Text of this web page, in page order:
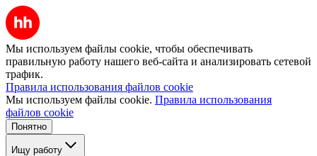
Мы используем файлы cookie, чтобы обеспечивать
правильную работу нашего веб-сайта и анализировать сетевой
трафик.
Правила использования файлов cookie
Мы используем файлы cookie. Правила использования
файлов cookie
Понятно
Ищу работу